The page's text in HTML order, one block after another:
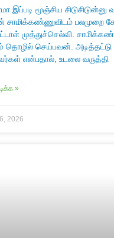
இப்படி மூஞ்சிய சிடுசிடுன்னு
பலமுறை
முத்துச்செல்வி.
தொழில் செய்பவன்.
என்பதால், உடலை வருத்தி
»
2026